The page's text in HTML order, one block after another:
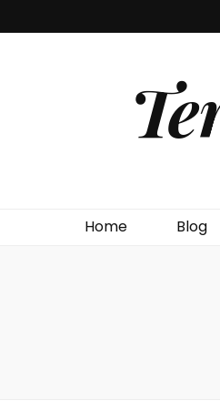
Home Blog